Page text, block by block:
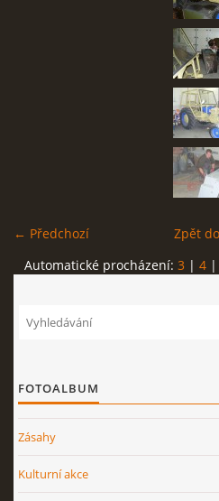
© 2026
← Předchozí
Zpět
Automatické procházení: 3 | 4 |
FOTOALBUM
Zásahy
Kulturní akce